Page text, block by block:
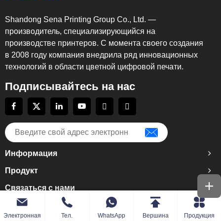
Shandong Sena Printing Group Co., Ltd. —
производитель, специализирующийся на
производстве принтеров. С момента своего создания
в 2008 году компания внедрила ряд инновационных
технологий в области цветной цифровой печати.
Подписывайтесь на нас
Информация
Продукт
Связаться с нами
Электронная Тел. WhatsApp Вершина Продукция